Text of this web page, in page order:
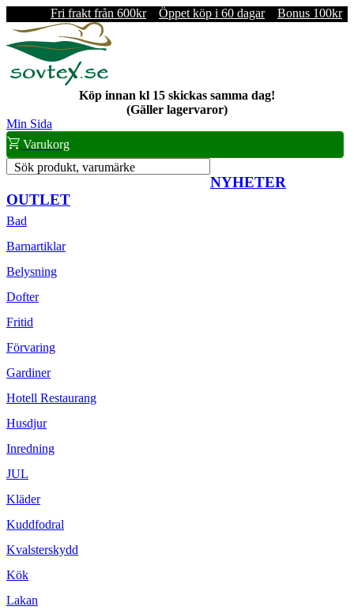
Fri frakt från 600kr Öppet köp i 60 dagar Bonus 100kr
Köp innan kl 15 skickas samma dag!
(Gäller lagervaror)
Min Sida
Varukorg
Sök produkt, varumärke
NYHETER
OUTLET
Bad
Barnartiklar
Belysning
Dofter
Fritid
Förvaring
Gardiner
Hotell Restaurang
Husdjur
Inredning
JUL
Kläder
Kuddfodral
Kvalsterskydd
Kök
Lakan